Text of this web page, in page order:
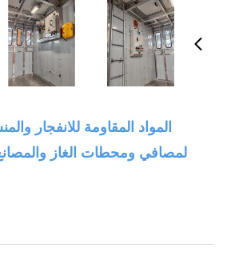
المواد المقاومة للانفجار
لمصافي ومحطات الغاز والمصانع